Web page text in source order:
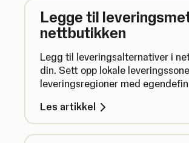
Legge til
nettbutikken
Legg til leveringsalternativer i
din. Sett opp lokale
leveringsregioner med
levert direkte til døren.
Les artikkel